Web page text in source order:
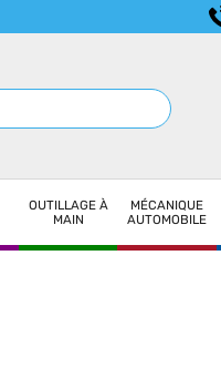
OUTILLAGE À
MAIN
MÉCANIQUE
AUTOMOBILE